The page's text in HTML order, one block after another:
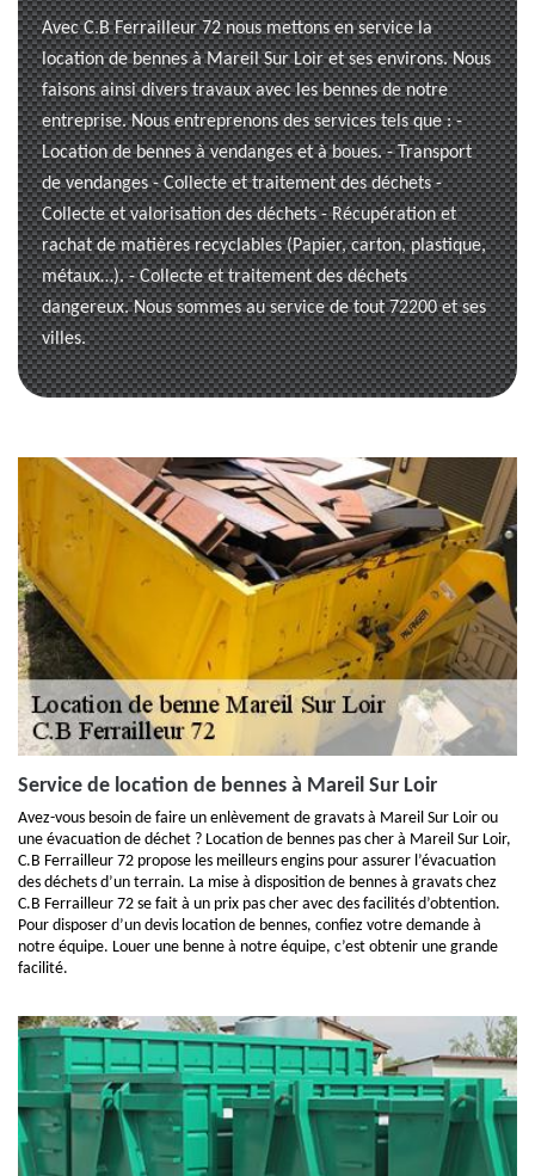
Avec C.B Ferrailleur 72 nous mettons en service la
location de bennes à Mareil Sur Loir et ses environs. Nous
faisons ainsi divers travaux avec les bennes de notre
entreprise. Nous entreprenons des services tels que : -
Location de bennes à vendanges et à boues. - Transport
de vendanges - Collecte et traitement des déchets -
Collecte et valorisation des déchets - Récupération et
rachat de matières recyclables (Papier, carton, plastique,
métaux…). - Collecte et traitement des déchets
dangereux. Nous sommes au service de tout 72200 et ses
villes.
Service de location de bennes à Mareil Sur Loir
Avez-vous besoin de faire un enlèvement de gravats à Mareil Sur Loir ou
une évacuation de déchet ? Location de bennes pas cher à Mareil Sur Loir,
C.B Ferrailleur 72 propose les meilleurs engins pour assurer l’évacuation
des déchets d’un terrain. La mise à disposition de bennes à gravats chez
C.B Ferrailleur 72 se fait à un prix pas cher avec des facilités d’obtention.
Pour disposer d’un devis location de bennes, confiez votre demande à
notre équipe. Louer une benne à notre équipe, c’est obtenir une grande
facilité.